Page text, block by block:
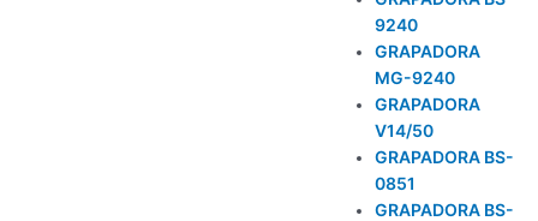
9240
GRAPADORA
MG-9240
GRAPADORA
V14/50
GRAPADORA BS-
0851
GRAPADORA BS-